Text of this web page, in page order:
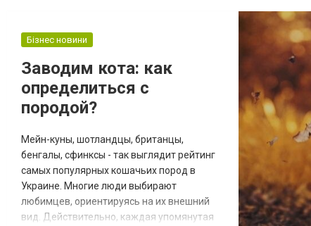
определяющий тип казана — тип дна:
ними, и так ли радикален этот параметр
для домашней или коммерческой...
Бізнес новини
Заводим кота: как
определиться с
породой?
Мейн-куны, шотландцы, британцы,
бенгалы, сфинксы - так выглядит рейтинг
самых популярных кошачьих пород в
Украине. Многие люди выбирают
любимцев, ориентируясь на их внешний
вид. Действительно, каждая упомянутая